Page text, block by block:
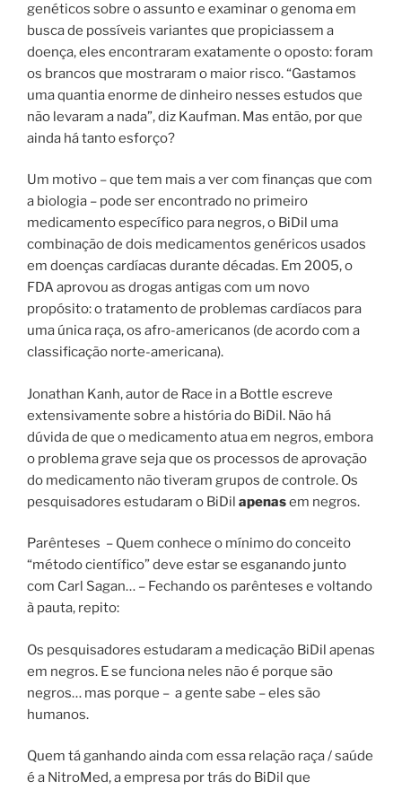
genéticos sobre o assunto e examinar o genoma em
busca de possíveis variantes que propiciassem a
doença, eles encontraram exatamente o oposto: foram
os brancos que mostraram o maior risco. “Gastamos
uma quantia enorme de dinheiro nesses estudos que
não levaram a nada”, diz Kaufman. Mas então, por que
ainda há tanto esforço?
Um motivo – que tem mais a ver com finanças que com
a biologia – pode ser encontrado no primeiro
medicamento específico para negros, o BiDil uma
combinação de dois medicamentos genéricos usados ​​
em doenças cardíacas durante décadas. Em 2005, o
FDA aprovou as drogas antigas com um novo
propósito: o tratamento de problemas cardíacos para
uma única raça, os afro-americanos (de acordo com a
classificação norte-americana).
Jonathan Kanh, autor de Race in a Bottle escreve
extensivamente sobre a história do BiDil. Não há
dúvida de que o medicamento atua em negros, embora
o problema grave seja que os processos de aprovação
do medicamento não tiveram grupos de controle. Os
pesquisadores estudaram o BiDil apenasem negros.
Parênteses – Quem conhece o mínimo do conceito
“método científico” deve estar se esganando junto
com Carl Sagan… – Fechando os parênteses e voltando
à pauta, repito:
Os pesquisadores estudaram a medicação BiDil apenas
em negros. E se funciona neles não é porque são
negros… mas porque – a gente sabe – eles são
humanos.
Quem tá ganhando ainda com essa relação raça / saúde
é a NitroMed, a empresa por trás do BiDil que